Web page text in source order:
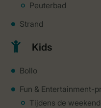
Peuterbad
Strand
Kids
Bollo
Fun & Entertainment-
Tijdens de